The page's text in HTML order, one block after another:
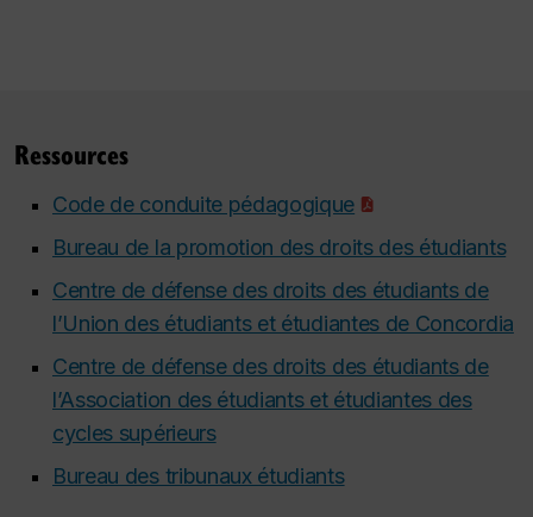
Ressources
Code de conduite pédagogique
Bureau de la promotion des droits des étudiants
Centre de défense des droits des étudiants de
l’Union des étudiants et étudiantes de Concordia
Centre de défense des droits des étudiants de
l’Association des étudiants et étudiantes des
cycles supérieurs
Bureau des tribunaux étudiants